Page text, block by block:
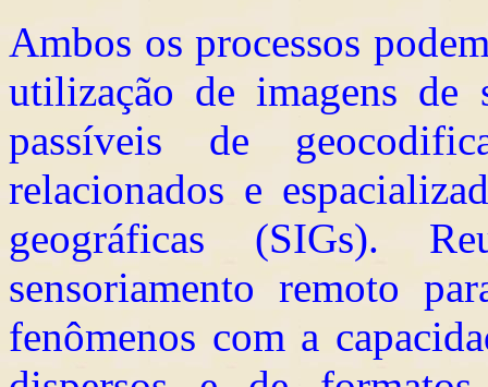
Ambos os processos
utilização de imagens de
passíveis de
relacionados e
geográficas (SIGs).
sensoriamento remoto
fenômenos com a